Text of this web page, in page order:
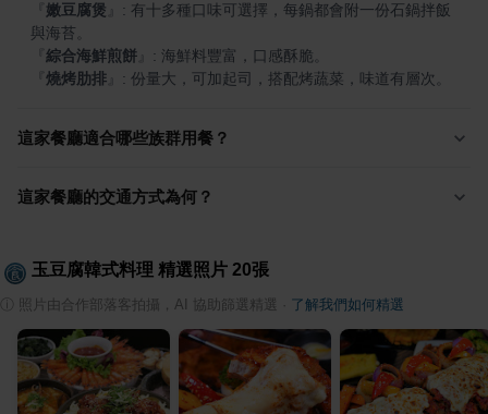
嫩豆腐煲
: 有十多種口味可選擇，每鍋都會附一份石鍋拌飯
綜合海鮮煎餅
燒烤肋排 : 份量大，可加起司，搭配烤蔬菜，味道有層次。
這家餐廳適合哪些族群用餐？
這家餐廳的交通方式為何？
玉豆腐韓式料理 精選照片 20張
照片由合作部落客拍攝，AI 協助篩選精選 了解我們如何精選